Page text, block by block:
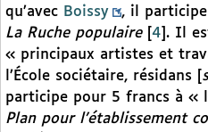
qu’avec Boissy
, il
La Ruche populaire[ 4 . Il
« principaux artistes et
l’École sociétaire, résidans [
participe pour 5 francs à «
Plan pour l’établissement